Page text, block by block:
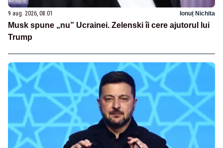
9 aug. 2026, 08:01 Ionuț Nichita
Musk spune „nu” Ucrainei. Zelenski îi cere ajutorul lui
Trump